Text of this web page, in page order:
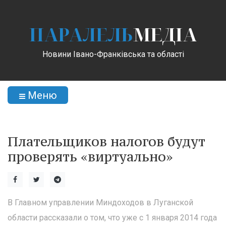
ПАРАЛЕЛЬМЕДІА
Новини Івано-Франківська та області
Меню
Плательщиков налогов будут
проверять «виртуально»
В Главном управлении Миндоходов в Луганской
области рассказали о том, что уже с 1 января 2014 года